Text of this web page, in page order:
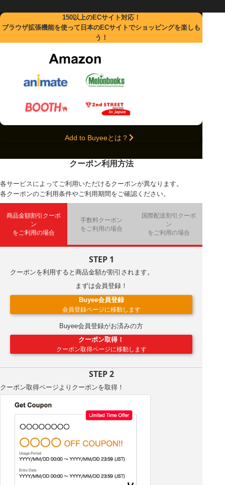
150以上のECサイト対応！
ブラウザ拡張機能を使って日本のECサイトでショッピングを楽しも
う！
Add to Buyeeとは？
クーポン利用方法
各サービスによってご利用いただけるクーポンが異なります。
各クーポンのご利用条件やご利用期間をご確認ください。
商品金額割引クーポ
ン
をご利用の場合
手数料クーポン
をご利用の場合
国際配送割引クーポ
ン
をご利用の場合
STEP 1
クーポンを利用すると商品金額が割引されます。
まずは会員登録！
Buyee会員登録
会員登録ページに移動します
Buyee会員登録がお済みの方
クーポン取得！
クーポン取得ページに移動します
STEP 2
クーポン取得ページよりクーポンを取得！